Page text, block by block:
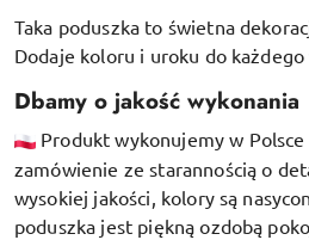
Taka poduszka to świetna
Dodaje koloru i uroku do każdego
Dbamy o jakość wykonania
Produkt wykonujemy w
zamówienie ze starannością o
wysokiej jakości, kolory są
poduszka jest piękną ozdobą